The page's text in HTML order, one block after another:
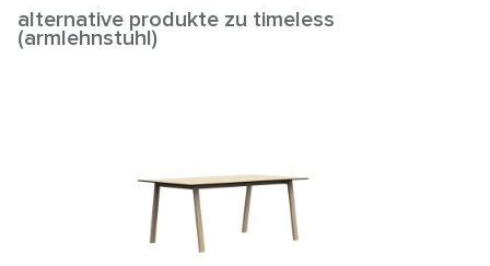
alternative produkte zu timeless
(armlehnstuhl)